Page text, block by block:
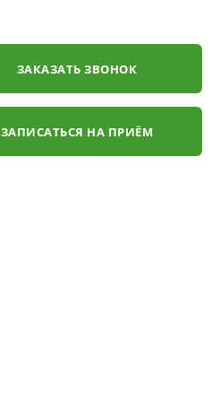
ЗАКАЗАТЬ ЗВОНОК
ЗАПИСАТЬСЯ НА ПРИЁМ